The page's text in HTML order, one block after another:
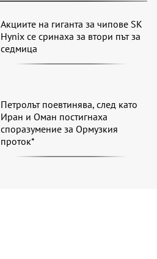
Акциите на гиганта за чипове SK
Hynix се сринаха за втори път за
седмица
Петролът поевтинява, след като
Иран и Оман постигнаха
споразумение за Ормузкия
проток*